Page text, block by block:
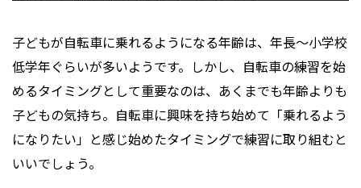
子どもが自転車に乗れるようになる年齢は、年長〜小学校
低学年ぐらいが多いようです。しかし、自転車の練習を始
めるタイミングとして重要なのは、あくまでも年齢よりも
子どもの気持ち。自転車に興味を持ち始めて「乗れるよう
になりたい」と感じ始めたタイミングで練習に取り組むと
いいでしょう。